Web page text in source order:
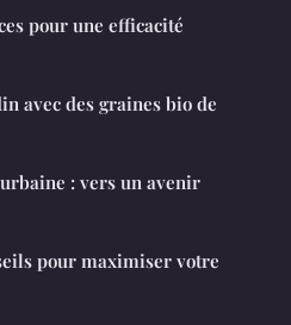
pour une efficacité
avec des graines bio de
: vers un avenir
pour maximiser votre